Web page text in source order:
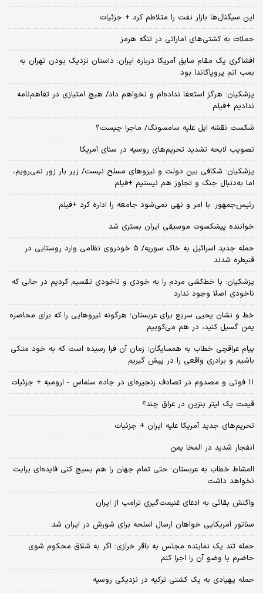
این سیگنال‌ها بازار نفت را متلاطم کرد + جزئیات
حملات به کشتی‌های اماراتی در تنگه هرمز
افشاگری یک مقام سابق آمریکا درباره ایران: داستان نزدیک بودن تهران به
بمب اتم پروپاگاندا بود
پزشکیان: هرگز استعفا نداده‌ام و نخواهم داد/ هیچ امتیازی در تفاهم‌نامه
ندادیم +فیلم
شکست نقشه اپل علیه سامسونگ/ ماجرا چیست؟
تصویب لایحه تشدید تحریم‌های روسیه در سنای آمریکا
پزشکیان: شکافی بین دولت و نیروهای مسلح نیست/ زیر بار زور نمی‌رویم،
اما به‌دنبال جنگ و تجاوز هم نیستیم +فیلم
رئیس‌جمهور: با امر و نهی نمی‌شود جامعه را اداره کرد +فیلم
خواننده پیشکسوت موسیقی ایران بستری شد
حمله جدید اسرائیل به خاک سوریه/ ۵ خودروی نظامی وارد روستایی در
قنیطره شدند
پزشکیان: با خط‌کشی مردم را به خودی و ناخودی تقسیم کردیم در حالی که
ناخودی اصلا وجود ندارد
خط و نشان یحیی سریع برای عربستان؛ هرگونه نیروهایی را که برای محاصره
یمن گسیل کنید، در هم می‌کوبیم
پیام عراقچی خطاب به همسایگان؛ زمان آن فرا رسیده است که به خود متکی
باشیم و برادری واقعی را در پیش گیریم
۱۱ فوتی و مصدوم در تصادف زنجیره‌ای در جاده سلماس - ارومیه + جزئیات
قیمت یک لیتر بنزین در عراق چند؟
تحریم‌های جدید آمریکا علیه ایران + جزئیات
انفجار شدید در المخا یمن
المشاط خطاب به عربستان: حتی تمام جهان را هم بسیج کنی فایده‌ای برایت
نخواهد داشت
واکنش بقائی به ادعای غنیمت‌گیری ترامپ از ایران
سناتور آمریکایی خواهان ارسال اسلحه برای شورش در ایران شد
حمله تند یک نماینده مجلس به باقر خرازی: اگر به شلاق محکوم شوی
حاضرم با وضو آن را اجرا کنم
حمله پهپادی به یک کشتی ترکیه در نزدیکی روسیه